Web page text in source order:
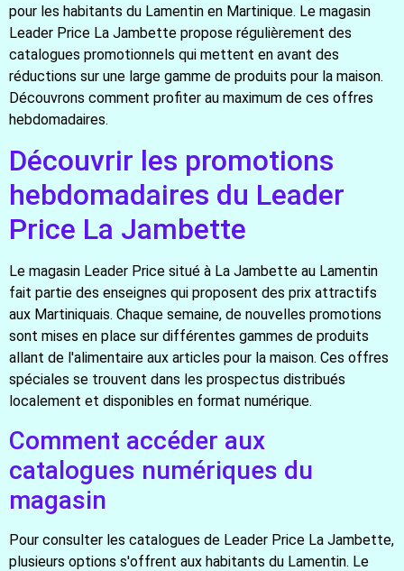
pour les habitants du Lamentin en Martinique. Le magasin
Leader Price La Jambette propose régulièrement des
catalogues promotionnels qui mettent en avant des
réductions sur une large gamme de produits pour la maison.
Découvrons comment profiter au maximum de ces offres
hebdomadaires.
Découvrir les promotions
hebdomadaires du Leader
Price La Jambette
Le magasin Leader Price situé à La Jambette au Lamentin
fait partie des enseignes qui proposent des prix attractifs
aux Martiniquais. Chaque semaine, de nouvelles promotions
sont mises en place sur différentes gammes de produits
allant de l'alimentaire aux articles pour la maison. Ces offres
spéciales se trouvent dans les prospectus distribués
localement et disponibles en format numérique.
Comment accéder aux
catalogues numériques du
magasin
Pour consulter les catalogues de Leader Price La Jambette,
plusieurs options s'offrent aux habitants du Lamentin. Le